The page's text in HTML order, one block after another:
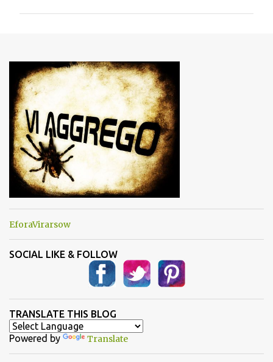
n
t
i
EforaVirarsow
SOCIAL LIKE & FOLLOW
TRANSLATE THIS BLOG
Powered by Translate